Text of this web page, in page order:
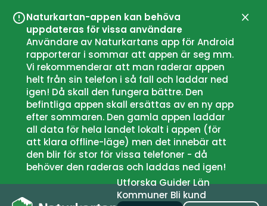
Naturkartan-appen kan behöva
uppdateras för vissa användare
Användare av Naturkartans app för Android
rapporterar i sommar att appen är seg mm.
Vi rekommenderar att man raderar appen
helt från sin telefon i så fall och laddar ned
igen! Då skall den fungera bättre. Den
befintliga appen skall ersättas av en ny app
efter sommaren. Den gamla appen laddar
all data för hela landet lokalt i appen (för
att klara offline-läge) men det innebär att
den blir för stor för vissa telefoner - då
behöver den raderas och laddas ned igen!
UtforskaGuiderLän
Kommuner Bli kund